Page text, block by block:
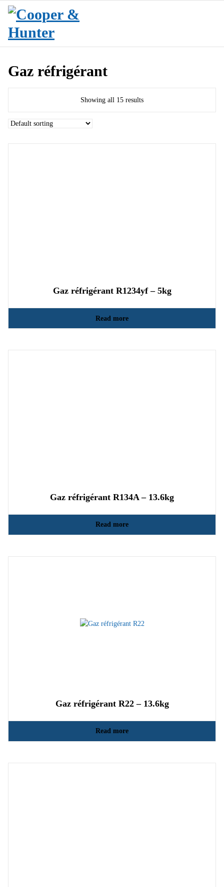
Aller
contenu
Gaz réfrigérant
Showing all 15 results
Gaz réfrigérant R1234yf – 5kg
Read more
Gaz réfrigérant R134A – 13.6kg
Read more
Gaz réfrigérant R22 – 13.6kg
Read more